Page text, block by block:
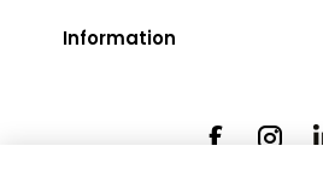
Information